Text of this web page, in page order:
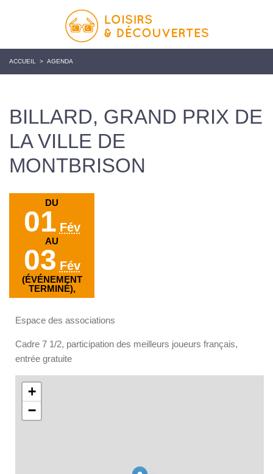
ACCUEIL > AGENDA
BILLARD, GRAND PRIX DE
LA VILLE DE
MONTBRISON
DU
01 Fév
AU
03 Fév
(ÉVÉNEMENT
TERMINÉ),
Espace des associations
Cadre 7 1/2, participation des meilleurs joueurs français,
entrée gratuite
+
−